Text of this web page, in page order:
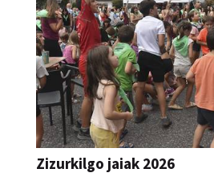
Zizurkilgo jaiak 2026